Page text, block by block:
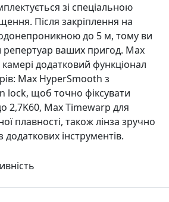
зі спеціальною
Після закріплення на
до 5 м, тому ви
ваших пригод. Max
додатковий функціонал
Max HyperSmooth з
lock, щоб точно фіксувати
2,7K60, Max Timewarp для
плавності, також лінза зручно
інструментів.